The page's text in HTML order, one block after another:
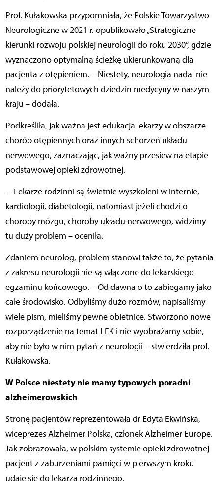
Prof. Kułakowska przypomniała, że Polskie Towarzystwo
Neurologiczne w 2021 r. opublikowało „Strategiczne
kierunki rozwoju polskiej neurologii do roku 2030”, gdzie
wyznaczono optymalną ścieżkę ukierunkowaną dla
pacjenta z otępieniem. – Niestety, neurologia nadal nie
należy do priorytetowych dziedzin medycyny w naszym
kraju – dodała.
Podkreśliła, jak ważna jest edukacja lekarzy w obszarze
chorób otępiennych oraz innych schorzeń układu
nerwowego, zaznaczając, jak ważny przesiew na etapie
podstawowej opieki zdrowotnej.
– Lekarze rodzinni są świetnie wyszkoleni w internie,
kardiologii, diabetologii, natomiast jeżeli chodzi o
choroby mózgu, choroby układu nerwowego, widzimy
tu duży problem – oceniła.
Zdaniem neurolog, problem stanowi także to, że pytania
z zakresu neurologii nie są włączone do lekarskiego
egzaminu końcowego. – Od dawna o to zabiegamy jako
całe środowisko. Odbyliśmy dużo rozmów, napisaliśmy
wiele pism, mieliśmy pewne obietnice. Stworzono nowe
rozporządzenie na temat LEK i nie wyobrażamy sobie,
aby nie było w nim pytań z neurologii – stwierdziła prof.
Kułakowska.
W Polsce niestety nie mamy typowych poradni
alzheimerowskich
Stronę pacjentów reprezentowała dr Edyta Ekwińska,
wiceprezes Alzheimer Polska, członek Alzheimer Europe.
Jak zobrazowała, w polskim systemie opieki zdrowotnej
pacjent z zaburzeniami pamięci w pierwszym kroku
udaje się do lekarza rodzinnego.